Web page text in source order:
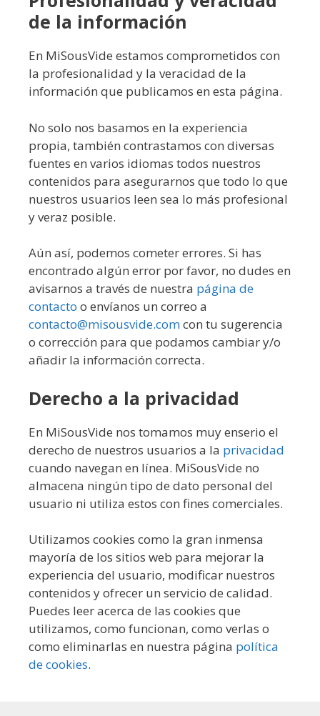
de la información
En MiSousVide estamos comprometidos con
la profesionalidad y la veracidad de la
información que publicamos en esta página.
No solo nos basamos en la experiencia
propia, también contrastamos con diversas
fuentes en varios idiomas todos nuestros
contenidos para asegurarnos que todo lo que
nuestros usuarios leen sea lo más profesional
y veraz posible.
Aún así, podemos cometer errores. Si has
encontrado algún error por favor, no dudes en
avisarnos a través de nuestra página de
contacto o envíanos un correo a
contacto@misousvide.comcon tu sugerencia
o corrección para que podamos cambiar y/o
añadir la información correcta.
Derecho a la privacidad
En MiSousVide nos tomamos muy enserio el
derecho de nuestros usuarios a la privacidad
cuando navegan en línea. MiSousVide no
almacena ningún tipo de dato personal del
usuario ni utiliza estos con fines comerciales.
Utilizamos cookies como la gran inmensa
mayoría de los sitios web para mejorar la
experiencia del usuario, modificar nuestros
contenidos y ofrecer un servicio de calidad.
Puedes leer acerca de las cookies que
utilizamos, como funcionan, como verlas o
como eliminarlas en nuestra página política
de cookies.